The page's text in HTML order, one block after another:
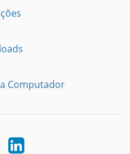
Computador
LinkedIn